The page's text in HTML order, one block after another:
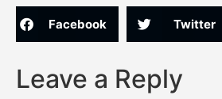
Facebook Twitter
Leave a Reply